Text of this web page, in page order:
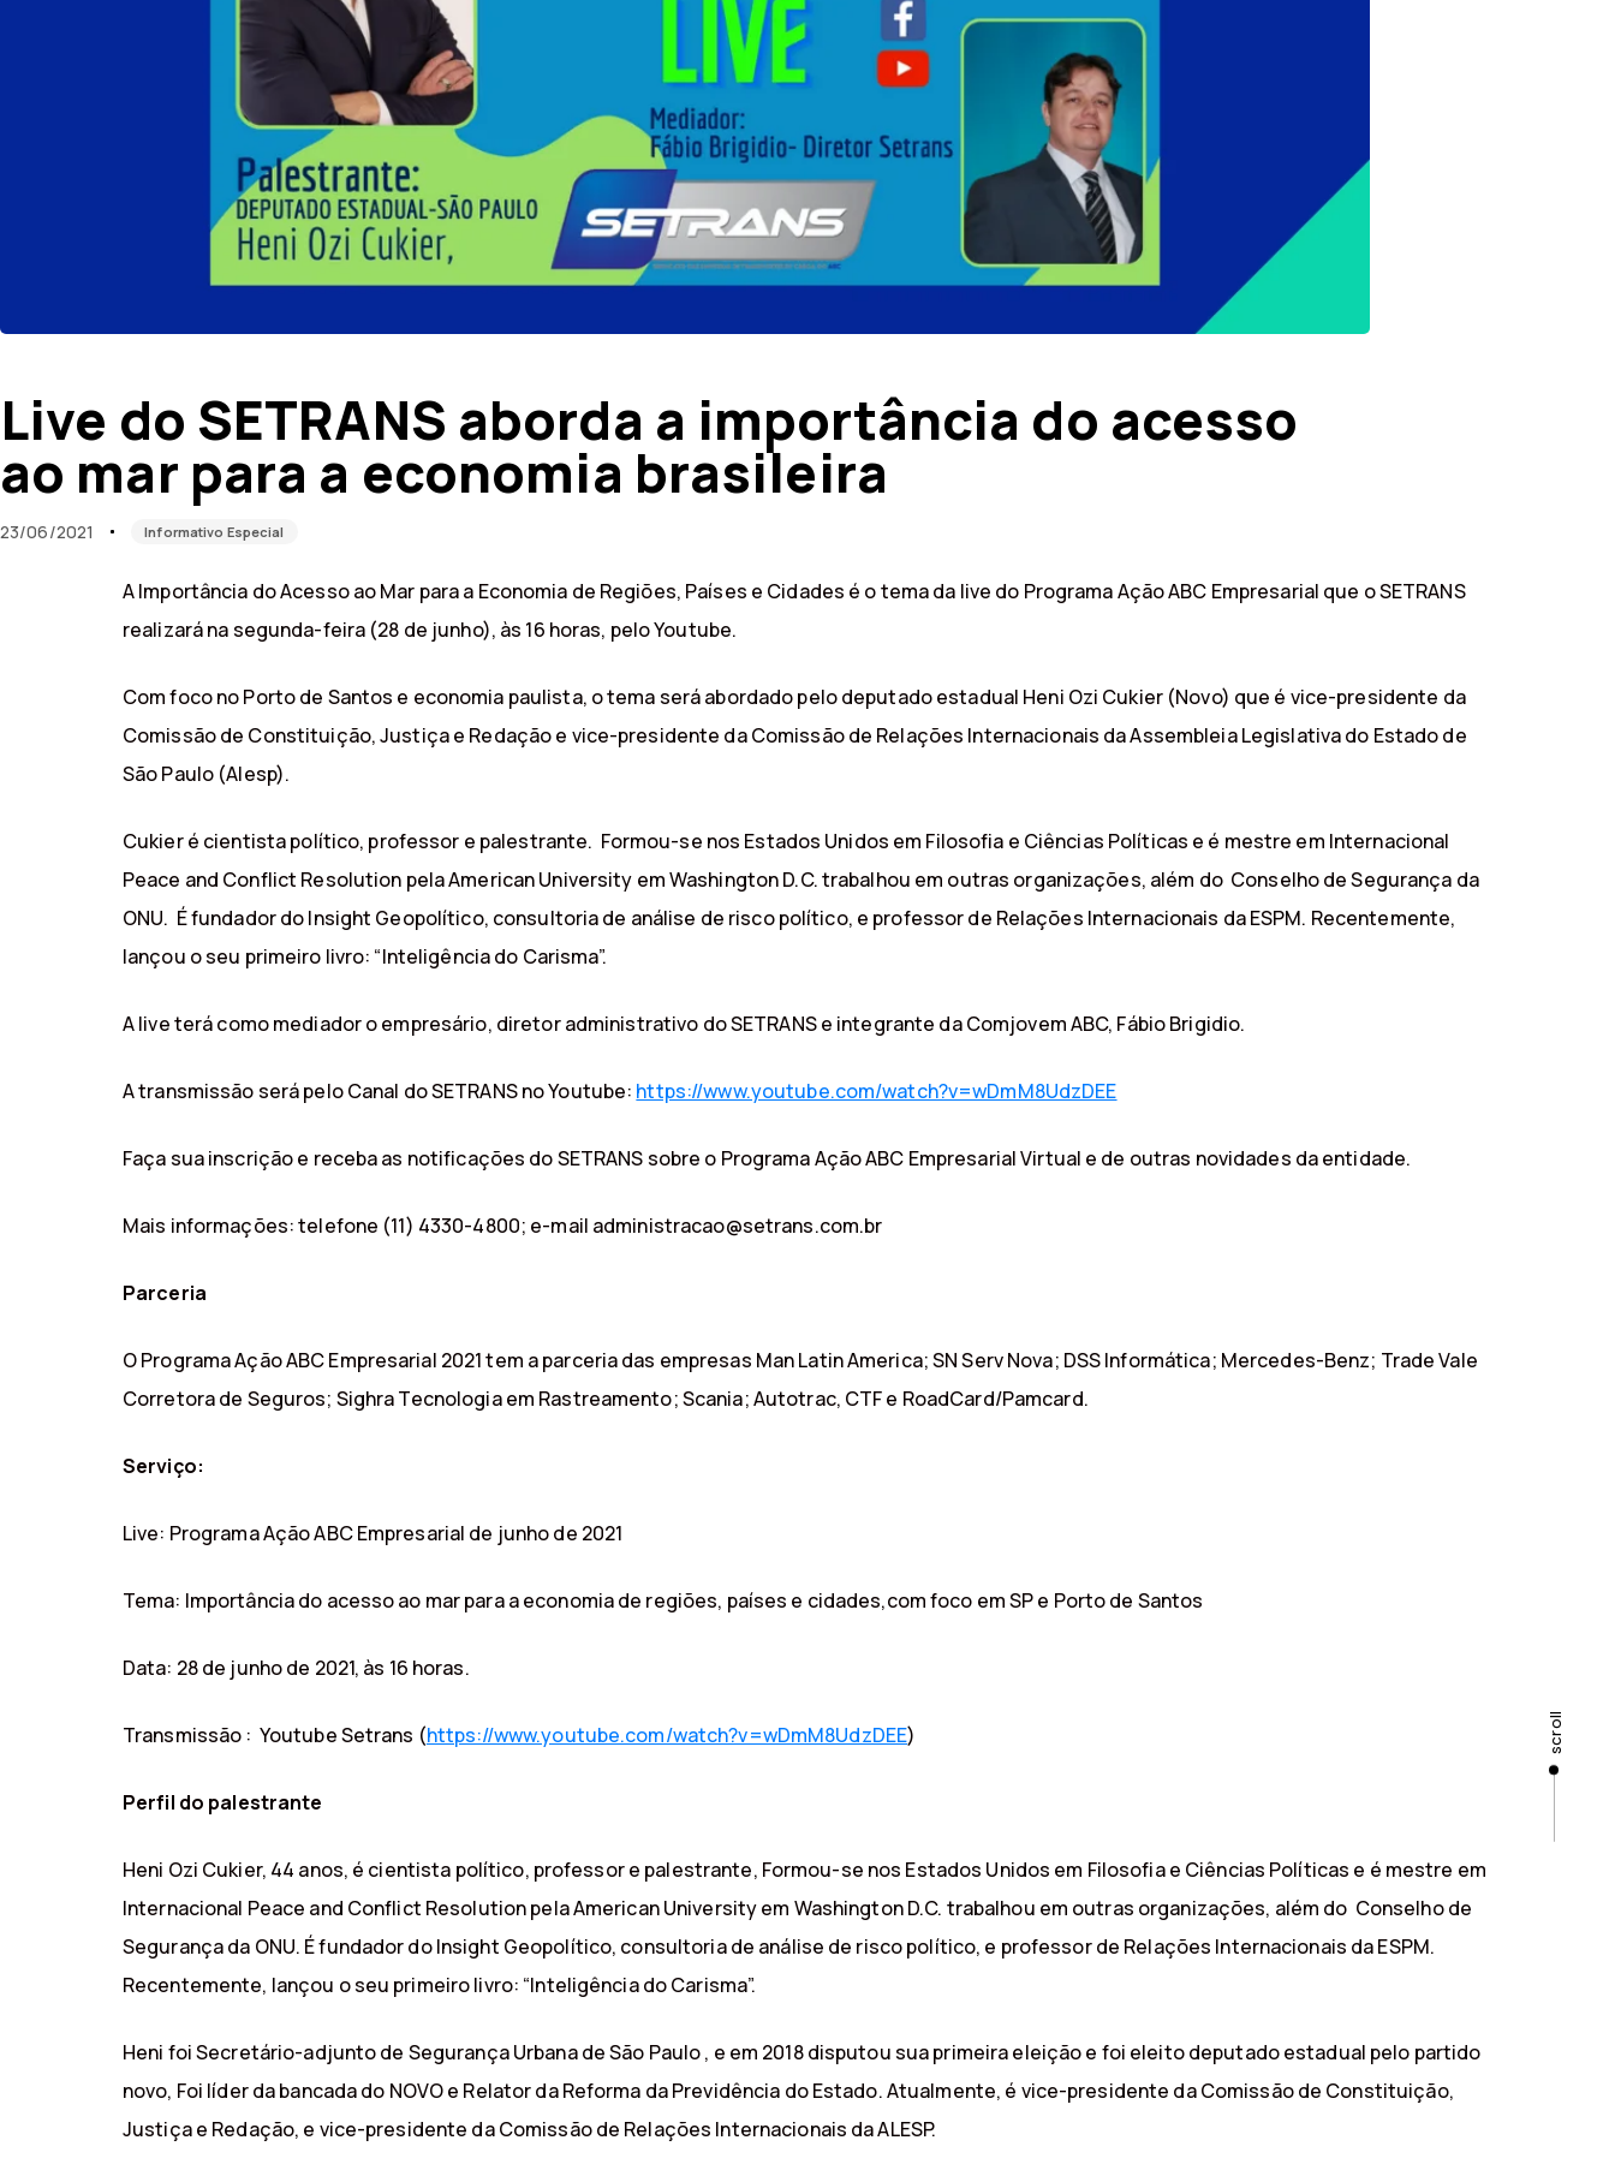
scroll
Live do SETRANS aborda a importância do acesso
ao mar para a economia brasileira
23/06/2021 Informativo Especial
A Importância do Acesso ao Mar para a Economia de Regiões, Países e Cidades é o tema da live do Programa Ação ABC Empresarial que o SETRANS
realizará na segunda-feira (28 de junho), às 16 horas, pelo Youtube.
Com foco no Porto de Santos e economia paulista, o tema será abordado pelo deputado estadual Heni Ozi Cukier (Novo) que é vice-presidente da
Comissão de Constituição, Justiça e Redação e vice-presidente da Comissão de Relações Internacionais da Assembleia Legislativa do Estado de
São Paulo (Alesp).
Cukier é cientista político, professor e palestrante. Formou-se nos Estados Unidos em Filosofia e Ciências Políticas e é mestre em Internacional
Peace and Conflict Resolution pela American University em Washington D.C. trabalhou em outras organizações, além do Conselho de Segurança da
ONU. É fundador do Insight Geopolítico, consultoria de análise de risco político, e professor de Relações Internacionais da ESPM. Recentemente,
lançou o seu primeiro livro: “Inteligência do Carisma”.
A live terá como mediador o empresário, diretor administrativo do SETRANS e integrante da Comjovem ABC, Fábio Brigidio.
A transmissão será pelo Canal do SETRANS no Youtube: https://www.youtube.com/watch?v=wDmM8UdzDEE
Faça sua inscrição e receba as notificações do SETRANS sobre o Programa Ação ABC Empresarial Virtual e de outras novidades da entidade.
Mais informações: telefone (11) 4330-4800; e-mail administracao@setrans.com.br
Parceria
O Programa Ação ABC Empresarial 2021 tem a parceria das empresas Man Latin America; SN Serv Nova; DSS Informática; Mercedes-Benz; Trade Vale
Corretora de Seguros; Sighra Tecnologia em Rastreamento; Scania; Autotrac, CTF e RoadCard/Pamcard.
Serviço:
Live: Programa Ação ABC Empresarial de junho de 2021
Tema: Importância do acesso ao mar para a economia de regiões, países e cidades,com foco em SP e Porto de Santos
Data: 28 de junho de 2021, às 16 horas.
Transmissão : Youtube Setrans (https://www.youtube.com/watch?v=wDmM8UdzDEE)
Perfil do palestrante
Heni Ozi Cukier, 44 anos, é cientista político, professor e palestrante, Formou-se nos Estados Unidos em Filosofia e Ciências Políticas e é mestre em
Internacional Peace and Conflict Resolution pela American University em Washington D.C. trabalhou em outras organizações, além do Conselho de
Segurança da ONU. É fundador do Insight Geopolítico, consultoria de análise de risco político, e professor de Relações Internacionais da ESPM.
Recentemente, lançou o seu primeiro livro: “Inteligência do Carisma”.
Heni foi Secretário-adjunto de Segurança Urbana de São Paulo , e em 2018 disputou sua primeira eleição e foi eleito deputado estadual pelo partido
novo, Foi líder da bancada do NOVO e Relator da Reforma da Previdência do Estado. Atualmente, é vice-presidente da Comissão de Constituição,
Justiça e Redação, e vice-presidente da Comissão de Relações Internacionais da ALESP.